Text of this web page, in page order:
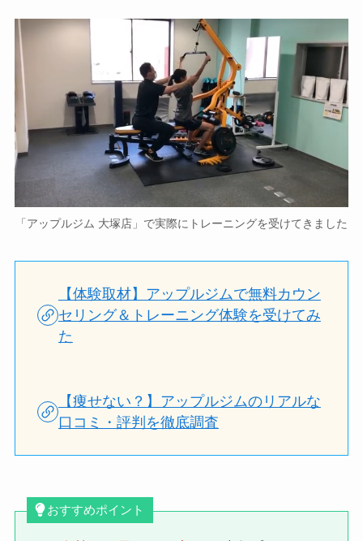
「アップルジム 大塚店」で実際にトレーニングを受けてきました
【体験取材】アップルジムで無料カウン
セリング＆トレーニング体験を受けてみ
た
【痩せない？】アップルジムのリアルな
口コミ・評判を徹底調査
おすすめポイント